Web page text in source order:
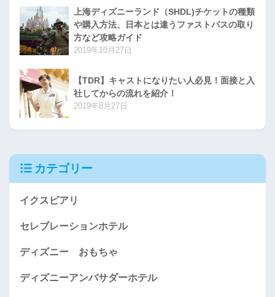
上海ディズニーランド（SHDL)チケットの種類
や購入方法、日本とは違うファストパスの取り
方など攻略ガイド
2019年10月27日
【TDR】キャストになりたい人必見！面接と入
社してからの流れを紹介！
2019年8月27日
カテゴリー
イクスピアリ
セレブレーションホテル
ディズニー おもちゃ
ディズニーアンバサダーホテル